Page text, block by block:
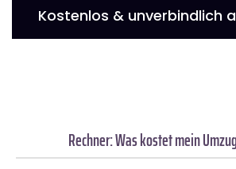
Kostenlos & unverbindlich
Rechner: Was kostet mein